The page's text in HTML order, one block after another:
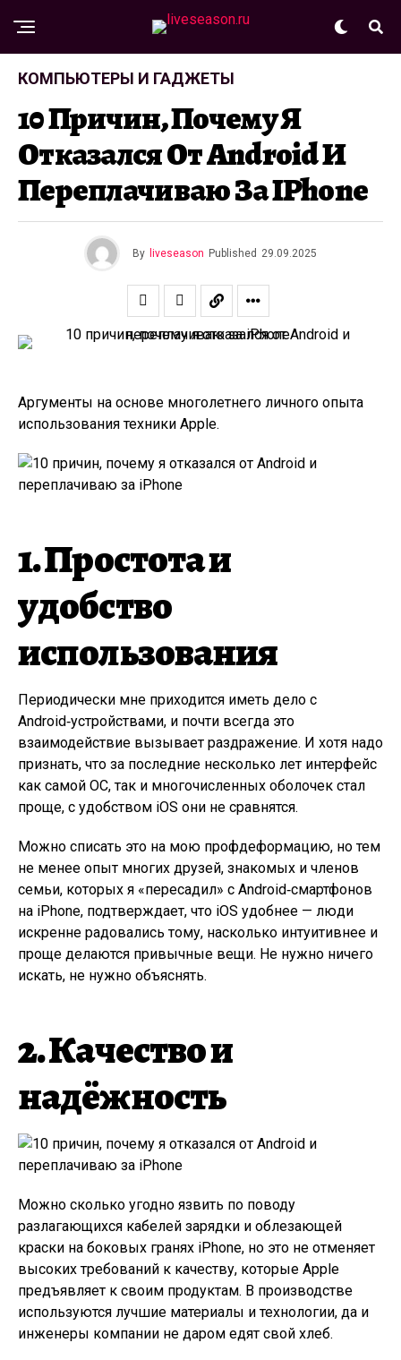
КОМПЬЮТЕРЫ И ГАДЖЕТЫ
10 Причин, Почему Я
Отказался От Android И
Переплачиваю За IPhone
By liveseason Published 29.09.2025
Аргументы на основе многолетнего личного опыта
использования техники Apple.
1. Простота и
удобство
использования
Периодически мне приходится иметь дело с
Android‑устройствами, и почти всегда это
взаимодействие вызывает раздражение. И хотя надо
признать, что за последние несколько лет интерфейс
как самой ОС, так и многочисленных оболочек стал
проще, с удобством iOS они не сравнятся.
Можно списать это на мою профдеформацию, но тем
не менее опыт многих друзей, знакомых и членов
семьи, которых я «пересадил» с Android‑смартфонов
на iPhone, подтверждает, что iOS удобнее — люди
искренне радовались тому, насколько интуитивнее и
проще делаются привычные вещи. Не нужно ничего
искать, не нужно объяснять.
2. Качество и
надёжность
Можно сколько угодно язвить по поводу
разлагающихся кабелей зарядки и облезающей
краски на боковых гранях iPhone, но это не отменяет
высоких требований к качеству, которые Apple
предъявляет к своим продуктам. В производстве
используются лучшие материалы и технологии, да и
инженеры компании не даром едят свой хлеб.